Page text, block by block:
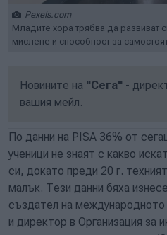
Pexels.com
Младите хора трябва да развиват
мислене и способност за
Новините на "Сега" -
вашия мейл.
По дaнни на PISA 36% от
ученици не знаят с какво
си, докато преди 20 г.
малък. Тези данни бяха
създател на международното
и директор в Организация за